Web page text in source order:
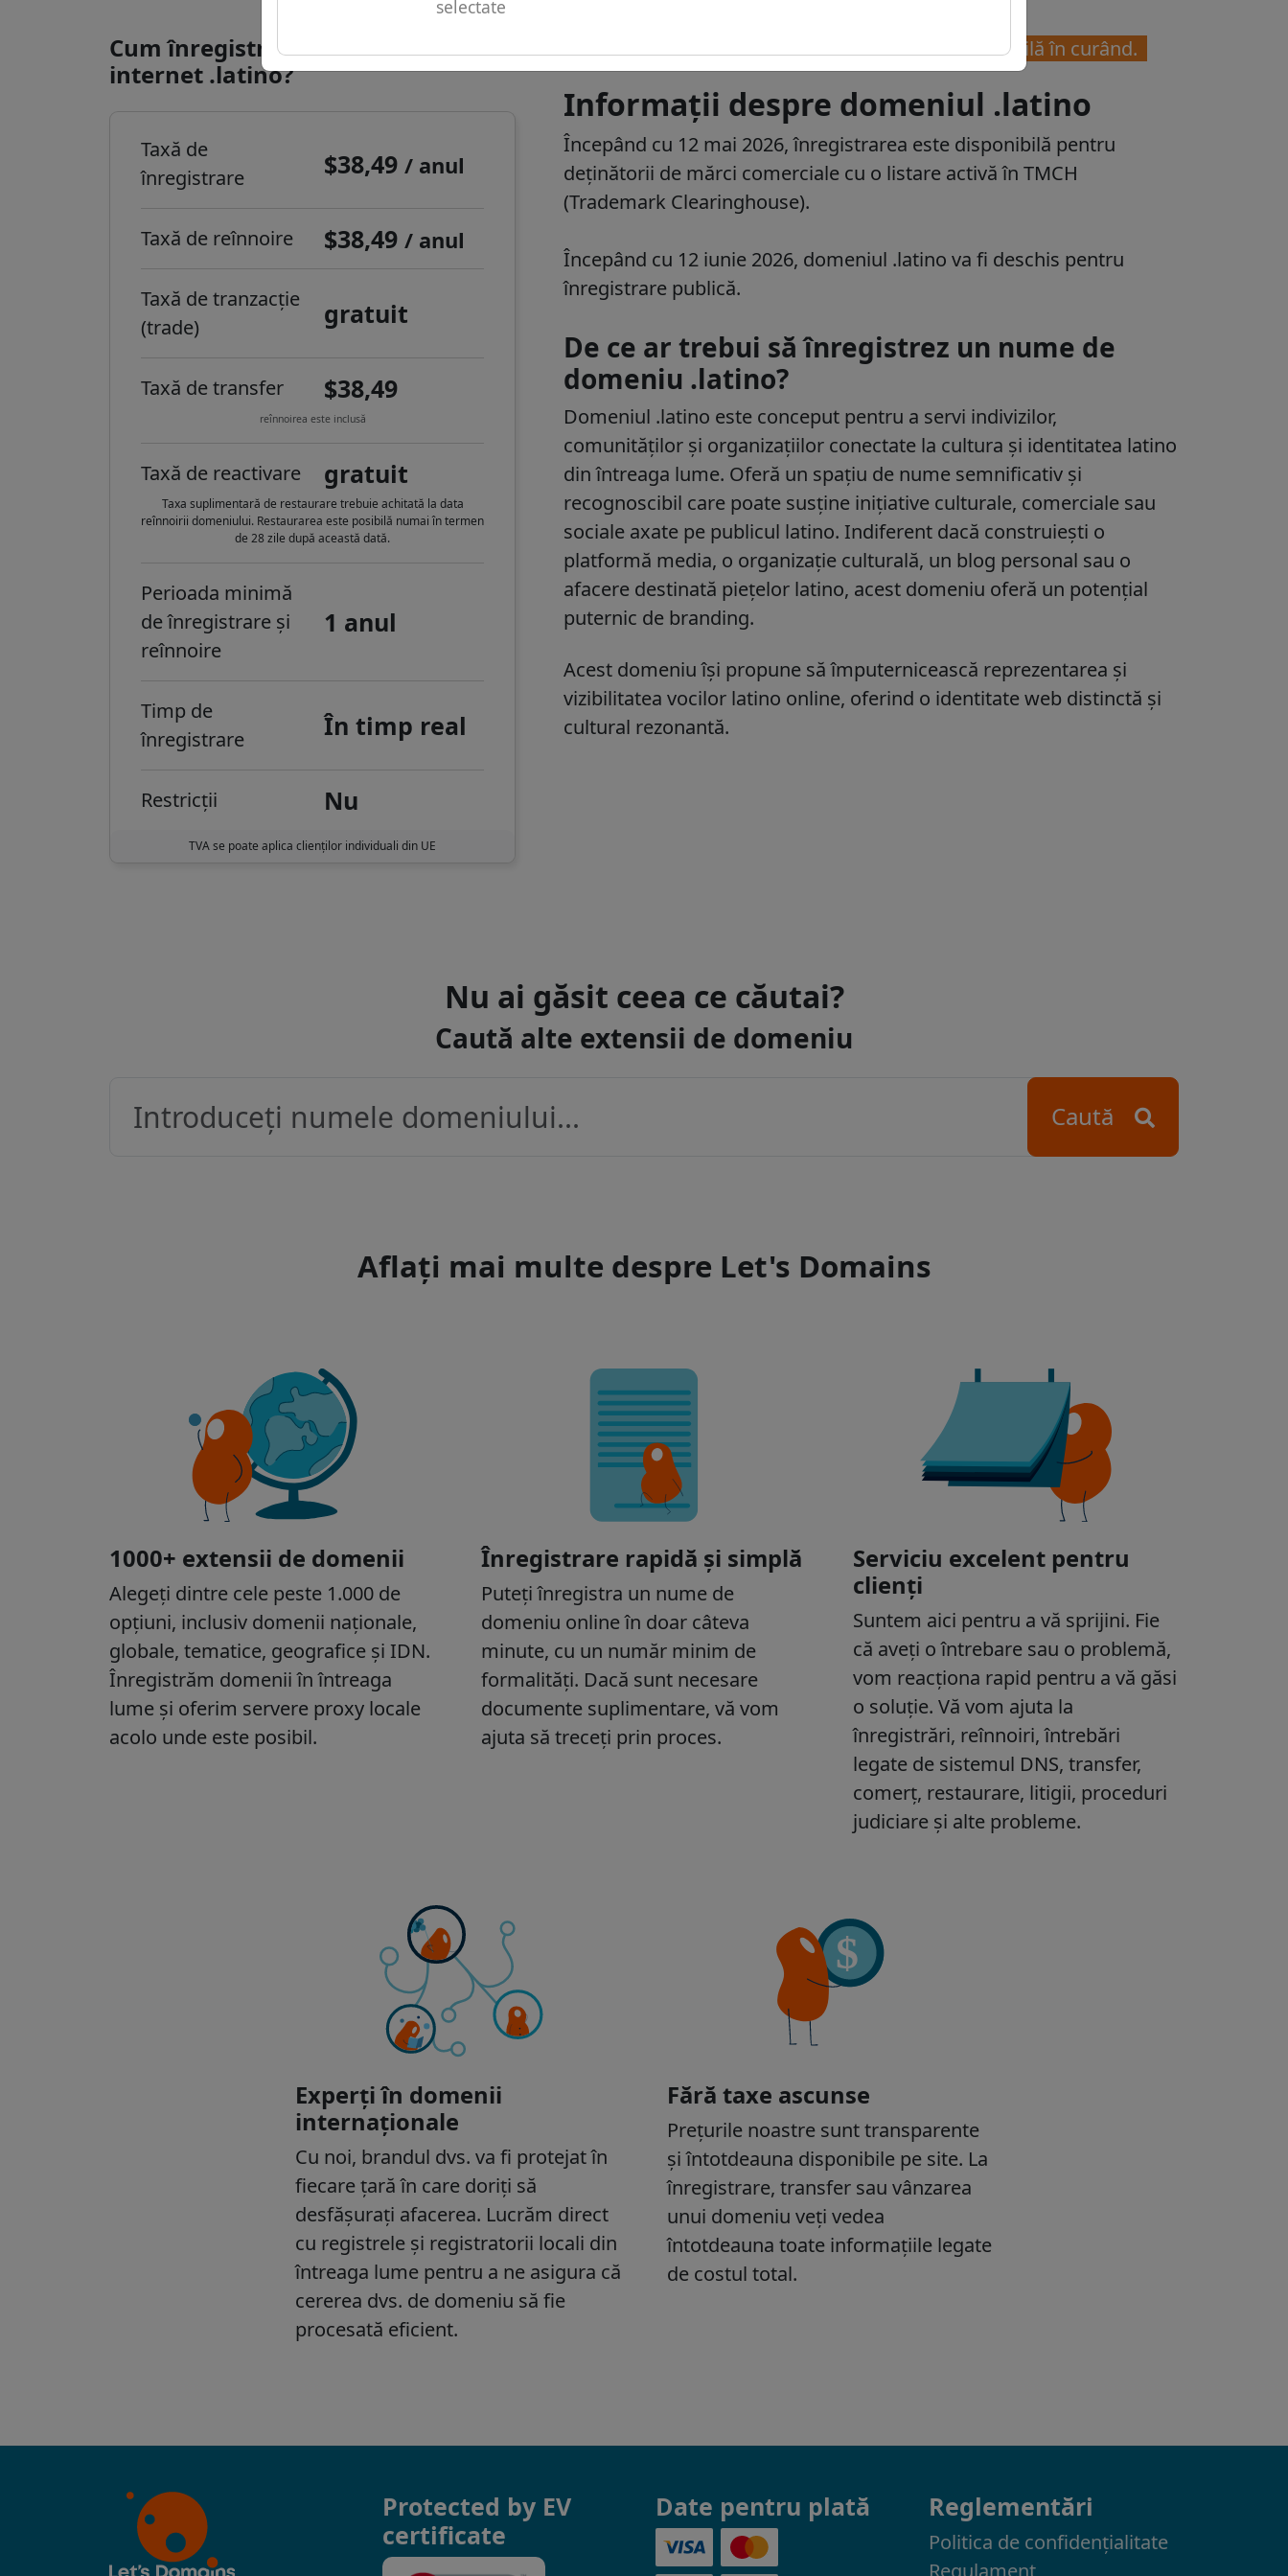
selectate
Cum înregistrezi un domeniu de
internet .latino?
Taxă de
înregistrare
$38,49/ anul
Taxă de reînnoire $38,49/ anul
Taxă de tranzacție
(trade)
gratuit
Taxă de transfer $38,49
reînnoirea este inclusă
Taxă de reactivare gratuit
Taxa suplimentară de restaurare trebuie achitată la data
reînnoirii domeniului. Restaurarea este posibilă numai în termen
de 28 zile după această dată.
Perioada minimă
de înregistrare și
reînnoire
1 anul
Timp de
înregistrare
În timp real
Restricții Nu
TVA se poate aplica clienților individuali din UE
Înregistrarea pentru domeniul .latino va fi disponibilă în curând.
Informații despre domeniul .latino
Începând cu 12 mai 2026, înregistrarea este disponibilă pentru
deținătorii de mărci comerciale cu o listare activă în TMCH
(Trademark Clearinghouse).
Începând cu 12 iunie 2026, domeniul .latino va fi deschis pentru
înregistrare publică.
De ce ar trebui să înregistrez un nume de
domeniu .latino?
Domeniul .latino este conceput pentru a servi indivizilor,
comunităților și organizațiilor conectate la cultura și identitatea latino
din întreaga lume. Oferă un spațiu de nume semnificativ și
recognoscibil care poate susține inițiative culturale, comerciale sau
sociale axate pe publicul latino. Indiferent dacă construiești o
platformă media, o organizație culturală, un blog personal sau o
afacere destinată piețelor latino, acest domeniu oferă un potențial
puternic de branding.
Acest domeniu își propune să împuternicească reprezentarea și
vizibilitatea vocilor latino online, oferind o identitate web distinctă și
cultural rezonantă.
Nu ai găsit ceea ce căutai?
Caută alte extensii de domeniu
Caută
Protected by EV
certificate
Date pentru plată Reglementări
Politica de confidenţialitate
Regulament